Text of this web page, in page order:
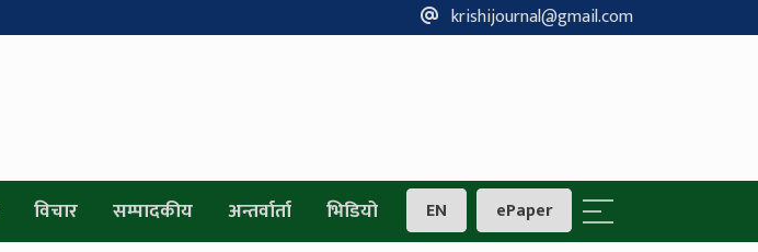
krishijournal@gmail.com
विचार सम्पादकीय अन्तर्वार्ता भिडियो EN ePaper